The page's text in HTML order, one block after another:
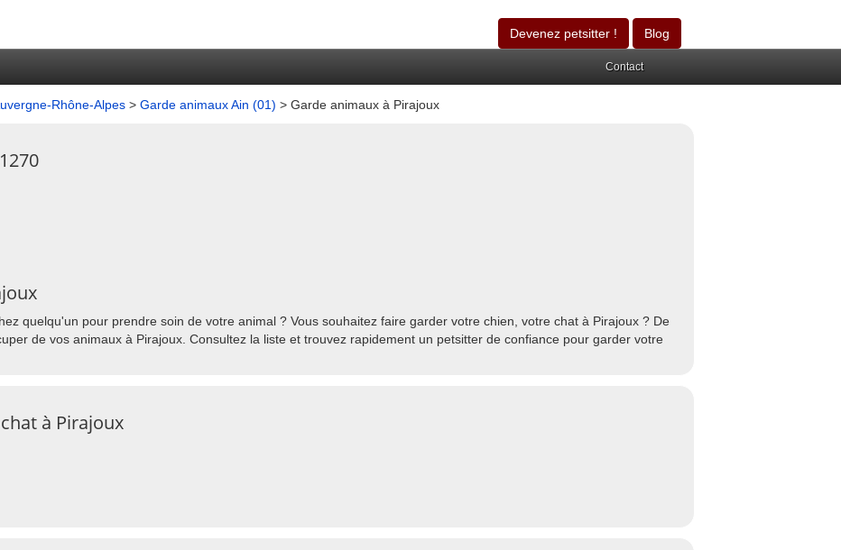
Devenez petsitter ! Blog
Contact
Rhône-Alpes > Garde animaux Ain (01) > Garde animaux à Pirajoux
quelqu'un pour prendre soin de votre animal ? Vous souhaitez faire garder votre chien, votre chat à Pirajoux ? De
de vos animaux à Pirajoux. Consultez la liste et trouvez rapidement un petsitter de confiance pour garder votre
à Pirajoux